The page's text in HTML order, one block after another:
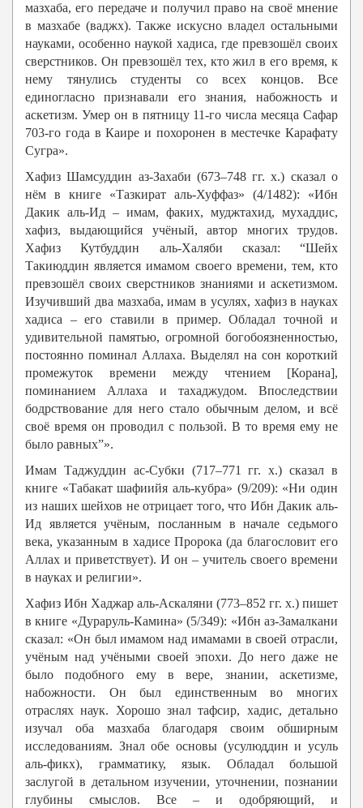
мазхаба, его передаче и получил право на своё мнение
в мазхабе (ваджх). Также искусно владел остальными
науками, особенно наукой хадиса, где превзошёл своих
сверстников. Он превзошёл тех, кто жил в его время, к
нему тянулись студенты со всех концов. Все
единогласно признавали его знания, набожность и
аскетизм. Умер он в пятницу 11-го числа месяца Сафар
703-го года в Каире и похоронен в местечке Карафату
Сугра».
Хафиз Шамсуддин аз-Захаби (673–748 гг. х.) сказал о
нём в книге «Тазкират аль-Хуффаз» (4/1482): «Ибн
Дакик аль-Ид – имам, факих, муджтахид, мухаддис,
хафиз, выдающийся учёный, автор многих трудов.
Хафиз Кутбуддин аль-Халяби сказал: “Шейх
Такиюддин является имамом своего времени, тем, кто
превзошёл своих сверстников знаниями и аскетизмом.
Изучивший два мазхаба, имам в усулях, хафиз в науках
хадиса – его ставили в пример. Обладал точной и
удивительной памятью, огромной богобоязненностью,
постоянно поминал Аллаха. Выделял на сон короткий
промежуток времени между чтением [Корана],
поминанием Аллаха и тахаджудом. Впоследствии
бодрствование для него стало обычным делом, и всё
своё время он проводил с пользой. В то время ему не
было равных”».
Имам Таджуддин ас-Субки (717–771 гг. х.) сказал в
книге «Табакат шафиийя аль-кубра» (9/209): «Ни один
из наших шейхов не отрицает того, что Ибн Дакик аль-
Ид является учёным, посланным в начале седьмого
века, указанным в хадисе Пророка (да благословит его
Аллах и приветствует). И он – учитель своего времени
в науках и религии».
Хафиз Ибн Хаджар аль-Аскаляни (773–852 гг. х.) пишет
в книге «Дураруль-Камина» (5/349): «Ибн аз-Замалкани
сказал: «Он был имамом над имамами в своей отрасли,
учёным над учёными своей эпохи. До него даже не
было подобного ему в вере, знании, аскетизме,
набожности. Он был единственным во многих
отраслях наук. Хорошо знал тафсир, хадис, детально
изучал оба мазхаба благодаря своим обширным
исследованиям. Знал обе основы (усулюддин и усуль
аль-фикх), грамматику, язык. Обладал большой
заслугой в детальном изучении, уточнении, познании
глубины смыслов. Все – и одобряющий, и